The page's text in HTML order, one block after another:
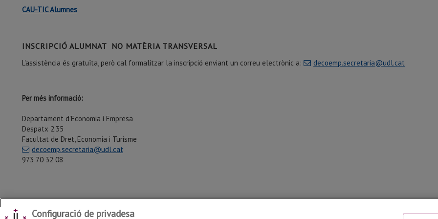
CAU-TIC Alumnes
INSCRIPCIÓ ALUMNAT NO MATÈRIA TRANSVERSAL
L'assistència és gratuïta, però cal formalitzar la inscripció enviant un correu electrònic a: decoemp.secretaria@udl.cat
Per més informació:
Departament d'Economia i Empresa
Despatx 2.35
Facultat de Dret, Economia i Turisme
decoemp.secretaria@udl.cat
973 70 32 08
Configuració de privadesa